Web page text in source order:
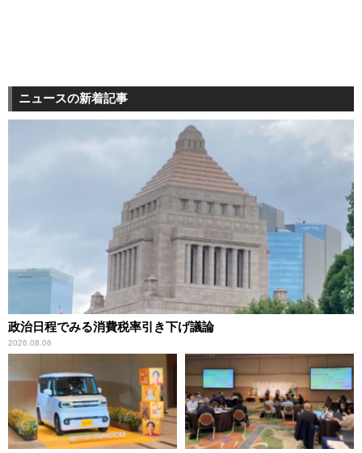
ニュースの新着記事
政治日程でみる消費税率引き下げ議論
2026.08.06